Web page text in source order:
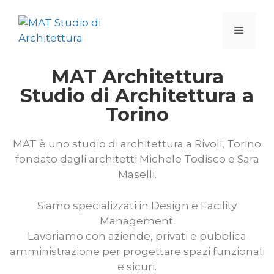
MAT Architettura
Studio di Architettura a
Torino
MAT è uno studio di architettura a Rivoli, Torino
fondato dagli architetti Michele Todisco e Sara
Maselli.
Siamo specializzati in Design e Facility
Management.
Lavoriamo con aziende, privati e pubblica
amministrazione per progettare spazi funzionali
e sicuri.